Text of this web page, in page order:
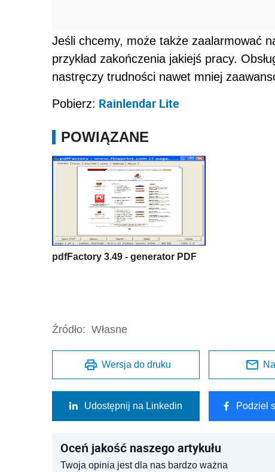
Źródło: Własne
Wersja do druku
Udostępnij na Linkedin